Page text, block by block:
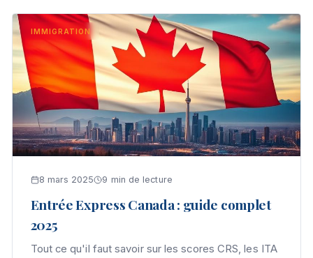
IMMIGRATION
8 mars 2025 9 min de lecture
Entrée Express Canada : guide complet
2025
Tout ce qu'il faut savoir sur les scores CRS, les ITA